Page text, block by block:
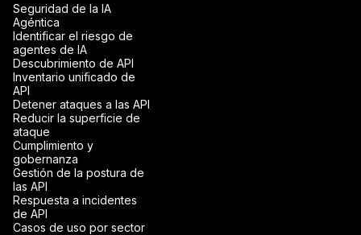
Seguridad de la IA
Agéntica
Identificar el riesgo de
agentes de IA
Descubrimiento de API
Inventario unificado de
API
Detener ataques a las API
Reducir la superficie de
ataque
Cumplimiento y
gobernanza
Gestión de la postura de
las API
Respuesta a incidentes
de API
Casos de uso por sector